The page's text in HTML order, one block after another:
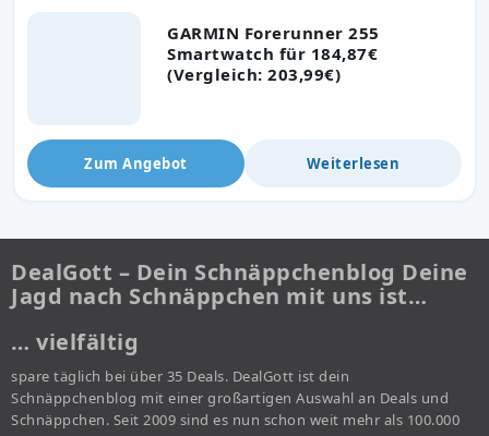
GARMIN Forerunner 255
Smartwatch für 184,87€
(Vergleich: 203,99€)
Zum Angebot Weiterlesen
DealGott – Dein Schnäppchenblog Deine
Jagd nach Schnäppchen mit uns ist…
… vielfältig
spare täglich bei über 35 Deals. DealGott ist dein
Schnäppchenblog mit einer großartigen Auswahl an Deals und
Schnäppchen. Seit 2009 sind es nun schon weit mehr als 100.000